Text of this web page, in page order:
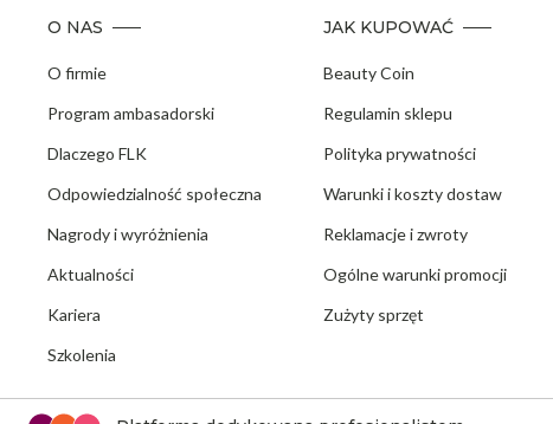
O NAS
O firmie
Program ambasadorski
Dlaczego FLK
Odpowiedzialność społeczna
Nagrody i wyróżnienia
Aktualności
Kariera
Szkolenia
JAK KUPOWAĆ
Beauty Coin
Regulamin sklepu
Polityka prywatności
Warunki i koszty dostaw
Reklamacje i zwroty
Ogólne warunki promocji
Zużyty sprzęt